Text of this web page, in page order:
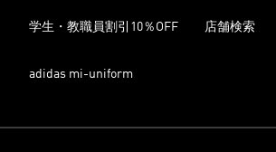
学生・教職員割引10％OFF 店舗検索
adidas mi-uniform